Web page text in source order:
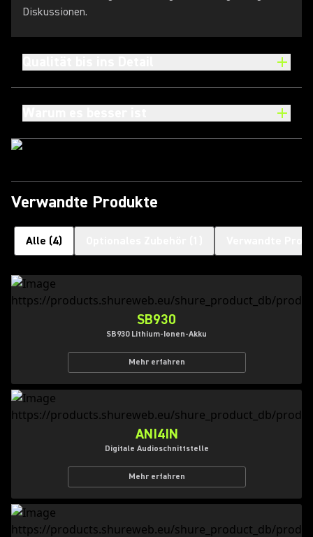
Diskussionen.
Verwandte Produkte
Alle (4)
SB930
SB930 Lithium-Ionen-Akku
Mehr erfahren
ANI4IN
Digitale Audioschnittstelle
Mehr erfahren